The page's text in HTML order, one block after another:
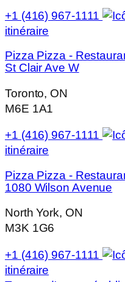
+1 (416) 967-1111
itinéraire
Pizza Pizza -
St Clair Ave W
Toronto, ON
M6E 1A1
+1 (416) 967-1111
itinéraire
Pizza Pizza -
1080 Wilson Avenue
North York, ON
M3K 1G6
+1 (416) 967-1111
itinéraire